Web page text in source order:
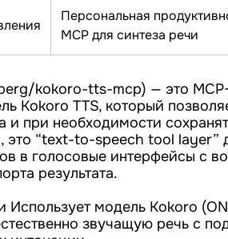
Персональная
МСР для синтеза речи
kokoro-tts-mcp) — это
Kokoro TTS, который
и при необходимости
это “text-to-speech tool layer”
в голосовые интерфейсы с
результата.
Использует модель Kokoro
звучащую речь с